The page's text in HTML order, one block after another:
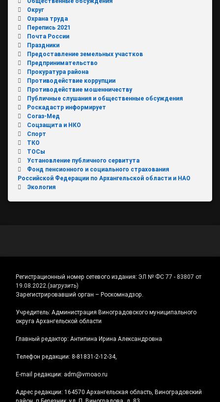
Округ
Охрана труда
Перепись 2021
Почта России
Праздники
Предоставление земельных участков
Предпринимательство
Прокуратура района
Противодействие коррупции
Противодействие мошенничеству
Публичные слушания и общественные обсуждения
Роскадастр информирует
Согаз-Мед
Соцзащита и НКО
Спорт
ТКО
ТОСы
Установление публичного сервитута
Фонд пенсионного и социального страхования
Российской Федерации по Архангельской области и НАО
Экология
Регистрационный номер сетевого издания: ЭЛ № ФС 77 - 83807 от
19.08.2022.(загрузить)
Зарегистрировавший орган – Роскомнадзор.
Учредитель: Администрация Виноградовского муниципального
округа Архангельской области
Главный редактор: Антипина Ирина Александровна
Телефон редакции: 8-81831-2-12-34,
E-mail редакции: adm@vmoao.ru
Адрес редакции: 164570 Архангельская область, Виноградовский